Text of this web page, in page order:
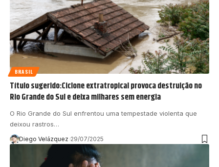
BRASIL
Título sugerido:Ciclone extratropical provoca destruição no
Rio Grande do Sul e deixa milhares sem energia
O Rio Grande do Sul enfrentou uma tempestade violenta que
deixou rastros…
Diego Velázquez 29/07/2025